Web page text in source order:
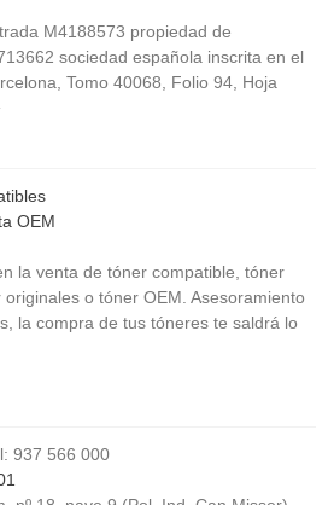
M4188573 propiedad de
sociedad española inscrita en el
Tomo 40068, Folio 94, Hoja
OEM
la venta de tóner compatible, tóner
o tóner OEM. Asesoramiento
la compra de tus tóneres te saldrá lo
937 566 000